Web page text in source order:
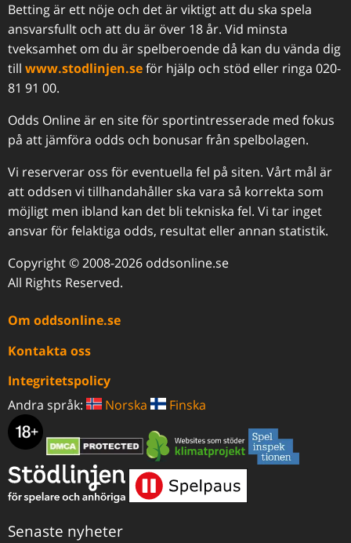
Betting är ett nöje och det är viktigt att du ska spela
ansvarsfullt och att du är över 18 år. Vid minsta
tveksamhet om du är spelberoende då kan du vända dig
till www.stodlinjen.seför hjälp och stöd eller ringa 020-
81 91 00.
Odds Online är en site för sportintresserade med fokus
på att jämföra odds och bonusar från spelbolagen.
Vi reserverar oss för eventuella fel på siten. Vårt mål är
att oddsen vi tillhandahåller ska vara så korrekta som
möjligt men ibland kan det bli tekniska fel. Vi tar inget
ansvar för felaktiga odds, resultat eller annan statistik.
Copyright © 2008-2026 oddsonline.se
All Rights Reserved.
Om oddsonline.se
Kontakta oss
Integritetspolicy
Andra språk:
Norska Finska
Senaste nyheter